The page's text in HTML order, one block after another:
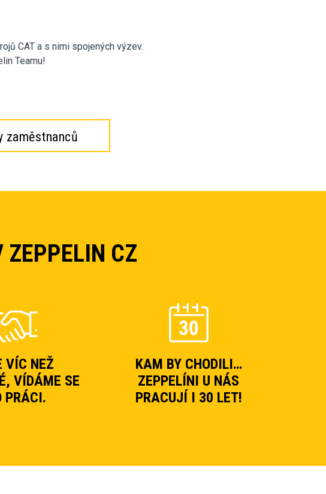
CAT a s nimi spojených výzev.
Teamu!
zaměstnanců
ZEPPELIN CZ
VÍC NEŽ
VÍDÁME SE
PRÁCI.
KAM BY CHODILI…
ZEPPELÍNI U NÁS
PRACUJÍ I 30 LET!